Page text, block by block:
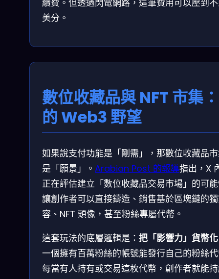
續費。但透過閃電網路，這筆費用可以壓到不
美分。
數位收藏品與 NFT 市集
的 Web3 野望
如果說支付功能是「剛需」，那數位收藏品
是「願景」。 Arabian Post 的報導指出，X
正在評估建立「數位收藏品交易市場」的可
讓創作者可以直接鑄造、銷售基於區塊鏈的
容、NFT 頭像，甚至粉絲專屬代幣。
這套玩法的底層邏輯是： 把「影響力」貨幣化
一個擁有百萬粉絲的帳號能發行自己的粉絲
每當有人持有或交易這枚代幣，創作者就能